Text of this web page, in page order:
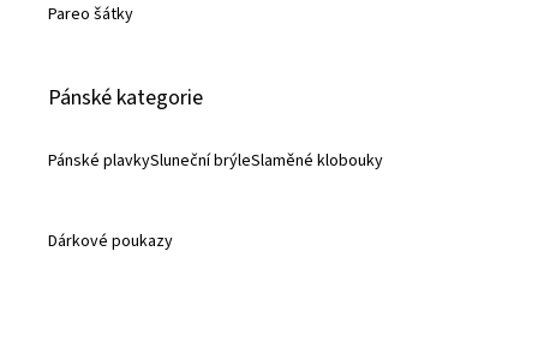
Pareo šátky
Pánské kategorie
Pánské plavkySluneční brýleSlaměné klobouky
Dárkové poukazy